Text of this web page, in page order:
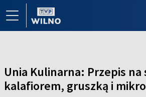
Unia Kulinarna: Przepis na
kalafiorem, gruszką i